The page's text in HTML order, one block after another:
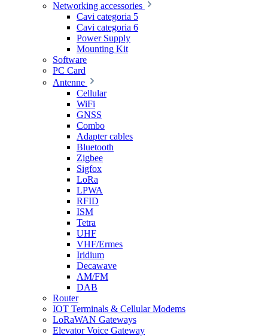
Networking accessories
Cavi categoria 5
Cavi categoria 6
Power Supply
Mounting Kit
Software
PC Card
Antenne
Cellular
WiFi
GNSS
Combo
Adapter cables
Bluetooth
Zigbee
Sigfox
LoRa
LPWA
RFID
ISM
Tetra
UHF
VHF/Ermes
Iridium
Decawave
AM/FM
DAB
Router
IOT Terminals & Cellular Modems
LoRaWAN Gateways
Elevator Voice Gateway